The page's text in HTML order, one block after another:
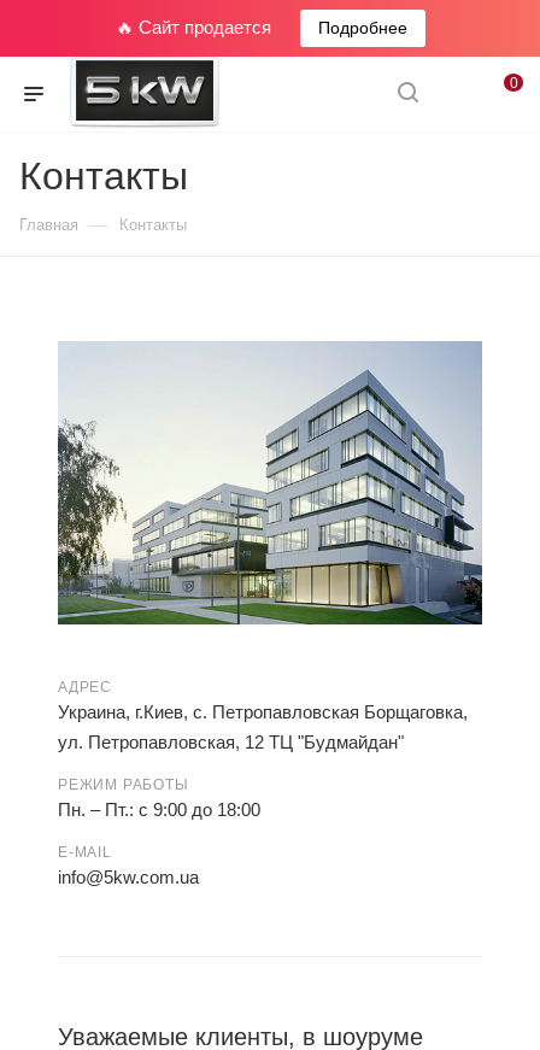
🔥 Сайт продается Подробнее
0
Контакты
Главная — Контакты
АДРЕС
Украина, г.Киев, с. Петропавловская Борщаговка,
ул. Петропавловская, 12 ТЦ "Будмайдан"
РЕЖИМ РАБОТЫ
Пн. – Пт.: с 9:00 до 18:00
E-MAIL
info@5kw.com.ua
Уважаемые клиенты, в шоуруме